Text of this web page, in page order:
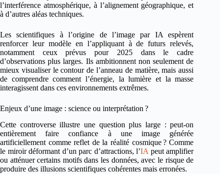
l’interférence atmosphérique, à l’alignement géographique, et
à d’autres aléas techniques.
Les scientifiques à l’origine de l’image par IA espèrent
renforcer leur modèle en l’appliquant à de futurs relevés,
notamment ceux prévus pour 2025 dans le cadre
d’observations plus larges. Ils ambitionnent non seulement de
mieux visualiser le contour de l’anneau de matière, mais aussi
de comprendre comment l’énergie, la lumière et la masse
interagissent dans ces environnements extrêmes.
Enjeux d’une image : science ou interprétation ?
Cette controverse illustre une question plus large : peut-on
entièrement faire confiance à une image générée
artificiellement comme reflet de la réalité cosmique ? Comme
le miroir déformant d’un parc d’attractions, l’IA peut amplifier
ou atténuer certains motifs dans les données, avec le risque de
produire des illusions scientifiques cohérentes mais erronées.